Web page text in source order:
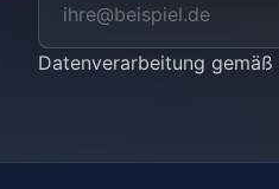
Datenverarbeitung gemäß